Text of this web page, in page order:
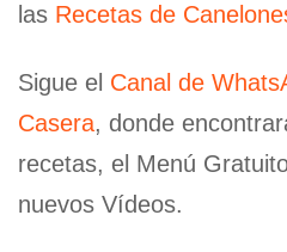
las Recetas de
Sigue el Canal de
Casera, donde
recetas, el Menú
nuevos Vídeos.